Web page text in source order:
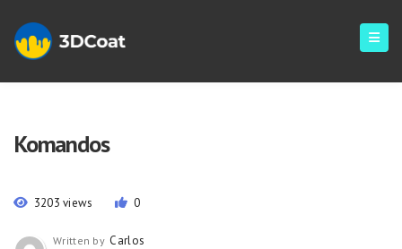
Komandos
3203 views 0
Written by Carlos